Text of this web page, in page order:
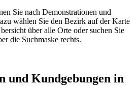
Sie nach Demonstrationen und
wählen Sie den Bezirk auf der Karte
über alle Orte oder suchen Sie
die Suchmaske rechts.
und Kundgebungen in